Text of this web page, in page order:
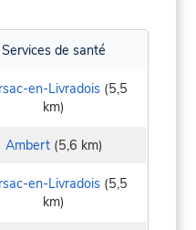
Services de santé
en-Livradois (5,5
km)
Ambert(5,6 km)
en-Livradois (5,5
km)